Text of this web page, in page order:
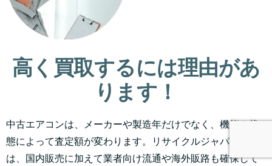
高く買取するには理由があ
ります！
中古エアコンは、メーカーや製造年だけでなく、機能や状
態によって査定額が変わります。リサイクルジャパンで
は、国内販売に加えて業者向け流通や海外販路も確保して